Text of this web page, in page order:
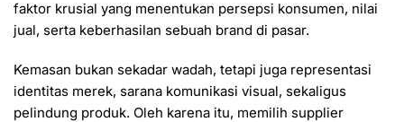
faktor krusial yang menentukan persepsi konsumen, nilai
jual, serta keberhasilan sebuah brand di pasar.
Kemasan bukan sekadar wadah, tetapi juga representasi
identitas merek, sarana komunikasi visual, sekaligus
pelindung produk. Oleh karena itu, memilih supplier